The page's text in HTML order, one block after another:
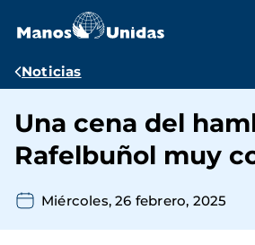
contenido
Ruta
navegación
Noticias
Una cena del
Rafelbuñol muy
Miércoles, 26 febrero, 2025